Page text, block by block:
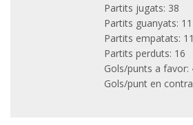
Partits jugats: 38
Partits guanyats: 11
Partits empatats: 11
Partits perduts: 16
Gols/punts a favor:
Gols/punt en